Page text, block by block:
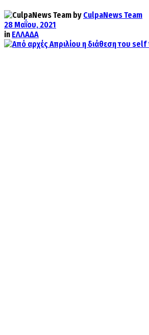
by CulpaNews Team
28 Μαΐου, 2021
in ΕΛΛΑΔΑ